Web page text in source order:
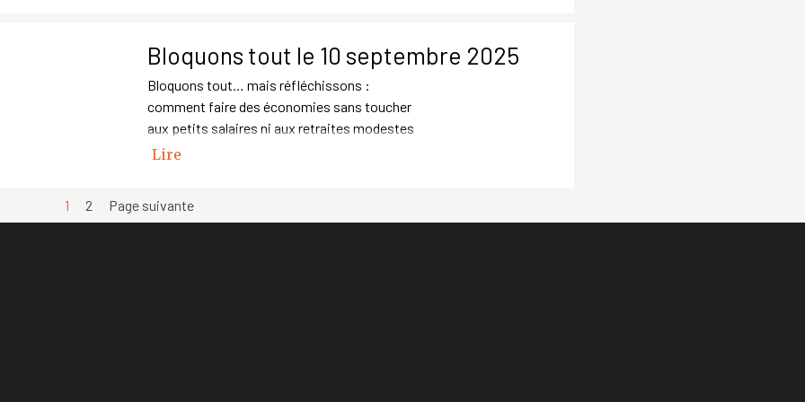
Bloquons tout le 10 septembre 2025
Bloquons tout… mais réfléchissons :
comment faire des économies sans toucher
aux petits salaires ni aux retraites modestes
Lire
Page actuelle :
1 Aller à la page :
2 Page suivante